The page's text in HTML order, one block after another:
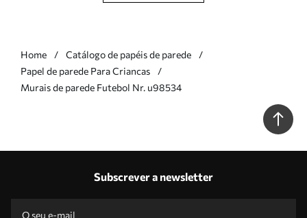
Home
Catálogo de papéis de parede
Papel de parede Para Criancas
Murais de parede Futebol Nr. u98534
Subscrever a newsletter